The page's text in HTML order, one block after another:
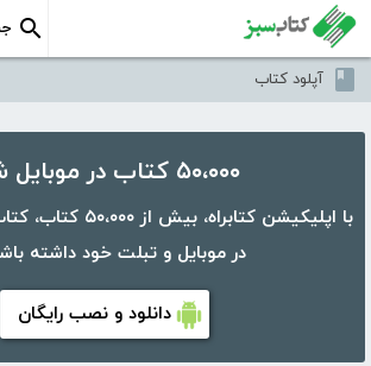
آپلود کتاب
۵۰،۰۰۰ کتاب در موبایل شما
با اپلیکیشن کتابراه،
در موبایل و تبلت خود داشته
دانلود و نصب رایگان